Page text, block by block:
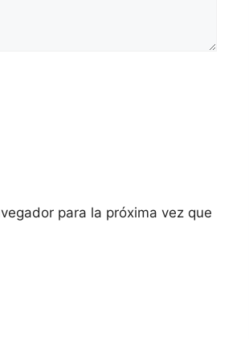
para la próxima vez que